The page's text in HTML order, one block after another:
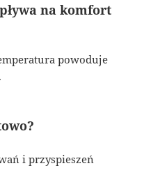
na komfort
powoduje
i przyspieszeń